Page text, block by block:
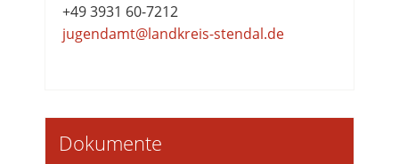
+49 3931 60-7212
jugendamt@landkreis-stendal.de
Dokumente